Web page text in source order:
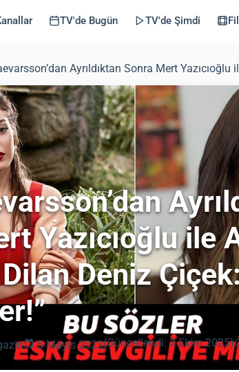
TV'de Bugün TV'de Şimdi
Ayrıldıktan Sonra Mert
Yazıcıoğlu ile
Deniz
5 Mayıs 2023(Güncellendi: 3 Ekim 2025)